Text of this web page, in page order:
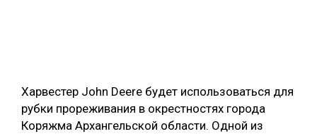
СУШКА ДРЕВЕСИНЫ
МЕБЕЛЬНОЕ ПРОИЗВОДСТВО
Харвестер John Deere будет использоваться для
рубки прореживания в окрестностях города
Коряжма Архангельской области. Одной из